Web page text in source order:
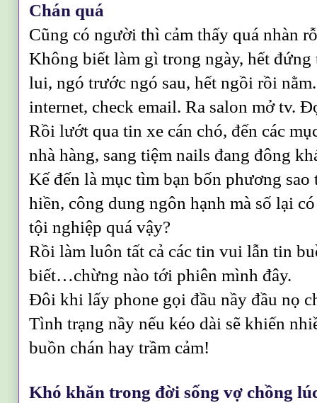
Chán quá
Cũng có người thì cảm thấy quá nhàn
Không biết làm gì trong ngày, hết
lui, ngó trước ngó sau, hết ngồi rồi
internet, check email. Ra salon mở tv.
Rồi lướt qua tin xe cán chó, đến các
nhà hàng, sang tiệm nails đang đông
Kế đến là mục tìm bạn bốn phương
hiền, công dung ngôn hạnh mà số lại
tội nghiệp quá vậy?
Rồi làm luôn tất cả các tin vui lẫn tin
biết…chừng nào tới phiên mình đây.
Đôi khi lấy phone gọi đầu nầy đầu nọ
Tình trạng nầy nếu kéo dài sẽ khiến
buồn chán hay trầm cảm!
Khó khăn trong đời sống vợ chồng